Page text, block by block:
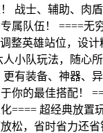
！ 战士、辅助、肉
属队伍！ ====无
整英雄站位，设
人小队玩法，随心
更有装备、神器、
你的最佳搭配！
==== 超经典放置
松，省时省力还省